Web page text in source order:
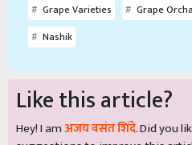
Grape Varieties
Grape
Nashik
Like this article?
Hey! I amअजय वसंत शिंदे. Did you